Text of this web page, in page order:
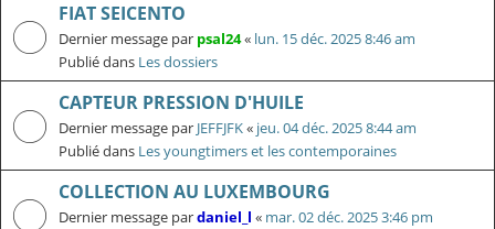
FIAT SEICENTO
Dernier message par psal24« lun. 15 déc. 2025 8:46 am
Publié dans Les dossiers
CAPTEUR PRESSION D'HUILE
Dernier message par JEFFJFK« jeu. 04 déc. 2025 8:44 am
Publié dans Les youngtimers et les contemporaines
COLLECTION AU LUXEMBOURG
Dernier message pardaniel_l « mar. 02 déc. 2025 3:46 pm